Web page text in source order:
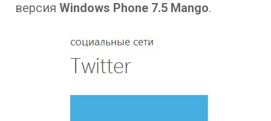
версия Windows Phone 7.5 Mango.